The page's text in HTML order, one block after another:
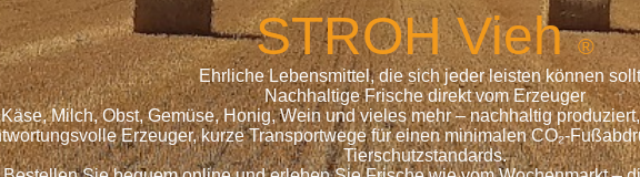
STROHVieh®
Ehrliche Lebensmittel, die sich jeder leisten können
Nachhaltige Frische direkt vom Erzeuger
Milch, Obst, Gemüse, Honig, Wein und vieles mehr – nachhaltig
Erzeuger, kurze Transportwege für einen minimalen CO₂-
Tierschutzstandards.